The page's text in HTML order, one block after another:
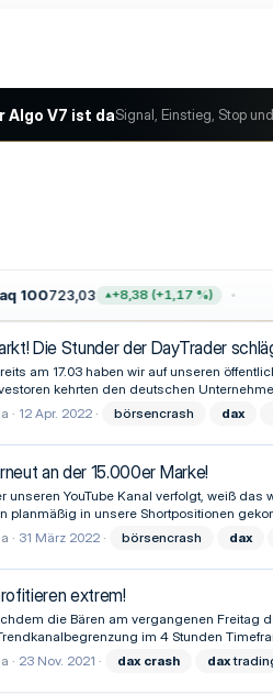
Algo V7 ist daSignal, Einstieg, Stop
100723,03 +8,38 (+1,17 %)
Die Stunder der DayTrader
am 17.03 haben wir auf unseren
kehrten den deutschen
12 Apr. 2022 börsencrash dax
an der 15.000er Marke!
unseren YouTube Kanal verfolgt, weiß
planmäßig in unsere Shortpositionen
31 März 2022 börsencrash dax
extrem!
die Bären am vergangenen Freitag
im 4 Stunden
23 Nov. 2021 dax crash dax